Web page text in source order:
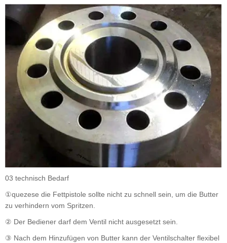
03 technisch Bedarf
①quezese die Fettpistole sollte nicht zu schnell sein, um die Butter
zu verhindern vom Spritzen.
② Der Bediener darf dem Ventil nicht ausgesetzt sein.
③ Nach dem Hinzufügen von Butter kann der Ventilschalter flexibel